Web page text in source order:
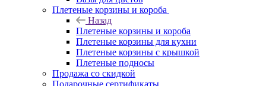
Плетеные корзины и короба
Назад
Плетеные корзины и короба
Плетеные корзины для кухни
Плетеные корзины с крышкой
Плетеные подносы
Продажа со скидкой
Подарочные сертификаты